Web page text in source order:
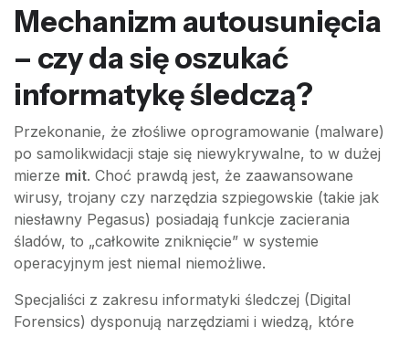
Mechanizm autousunięcia
– czy da się oszukać
informatykę śledczą?
Przekonanie, że złośliwe oprogramowanie (malware)
po samolikwidacji staje się niewykrywalne, to w dużej
mierze mit. Choć prawdą jest, że zaawansowane
wirusy, trojany czy narzędzia szpiegowskie (takie jak
niesławny Pegasus) posiadają funkcje zacierania
śladów, to „całkowite zniknięcie” w systemie
operacyjnym jest niemal niemożliwe.
Specjaliści z zakresu informatyki śledczej (Digital
Forensics) dysponują narzędziami i wiedzą, które